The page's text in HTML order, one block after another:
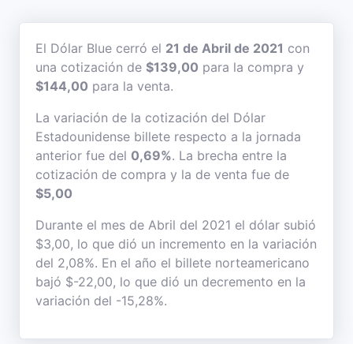
El Dólar Blue cerró el 21 de Abril de 2021 con
una cotización de $139,00 para la compra y
$144,00 para la venta.
La variación de la cotización del Dólar
Estadounidense billete respecto a la jornada
anterior fue del 0,69%. La brecha entre la
cotización de compra y la de venta fue de
$5,00
Durante el mes de Abril del 2021 el dólar subió
$3,00, lo que dió un incremento en la variación
del 2,08%. En el año el billete norteamericano
bajó $-22,00, lo que dió un decremento en la
variación del -15,28%.